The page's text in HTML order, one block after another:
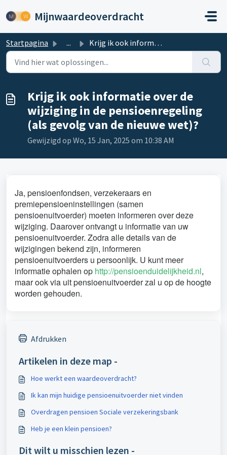
Mijnwaardeoverdracht
Startpagina ... Krijg ik ook informatie over de wijziging in de pensioenr...
Krijg ik ook informatie over de
wijziging in de pensioenregeling
(als gevolg van de nieuwe wet)?
Gewijzigd op Wo, 15 Jan, 2025 om 10:38 AM
Ja, pensioenfondsen, verzekeraars en
premiepensioeninstellingen (samen
pensioenuitvoerder) moeten informeren over deze
wijziging. Daarover ontvangt u informatie van uw
pensioenuitvoerder. Zodra alle details van de
wijzigingen bekend zijn, informeren
pensioenuitvoerders u persoonlijk. U kunt meer
informatie ophalen op http://pensioenduidelijkheid.nl,
maar ook via uit pensioenuitvoerder zal u op de hoogte
worden gehouden.
Afdrukken
Artikelen in deze map -
Hoe werkt een waardeoverdracht?
Ik kan mijn huidige pensioenuitvoerder niet vinden
Overdragen pensioen Sociale verzekeringsbank
Heb je een klein pensioen?
Dit wilt u misschien lezen -